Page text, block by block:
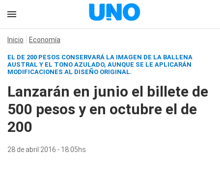
Inicio Economía
EL DE 200 PESOS CONSERVARÁ LA IMAGEN DE LA BALLENA
AUSTRAL Y EL TONO AZULADO, AUNQUE SE LE APLICARÁN
MODIFICACIONES AL DISEÑO ORIGINAL.
Lanzarán en junio el billete de
500 pesos y en octubre el de
200
28 de abril 2016 - 18:05hs